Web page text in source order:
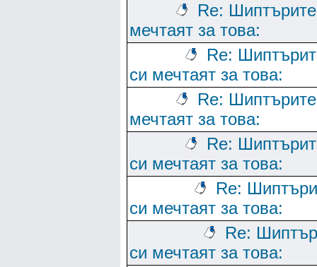
Re:
мечтаят за това:
Re:
си мечтаят за това:
Re:
мечтаят за това:
Re:
си мечтаят за това:
Re:
си мечтаят за това:
Re:
си мечтаят за това: